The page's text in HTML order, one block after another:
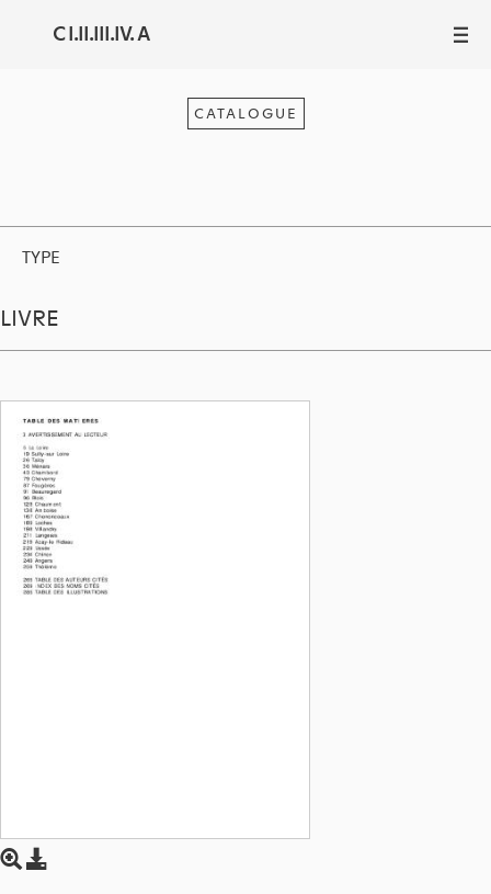
C I.II.III.IV. A III
CATALOGUE
TYPE
LIVRE